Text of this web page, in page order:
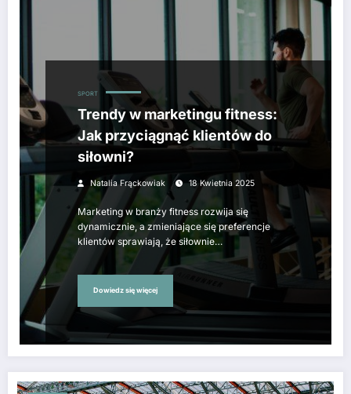
SPORT
Trendy w marketingu fitness:
Jak przyciągnąć klientów do
siłowni?
Natalia Frąckowiak 18 Kwietnia 2025
Marketing w branży fitness rozwija się
dynamicznie, a zmieniające się preferencje
klientów sprawiają, że siłownie…
Dowiedz się więcej